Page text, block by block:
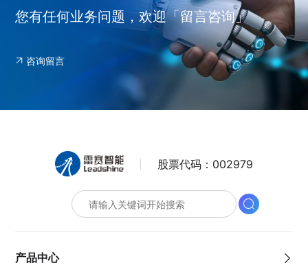
您有任何业务问题，欢迎「留言咨询」
咨询留言
股票代码： 002979
产品中心